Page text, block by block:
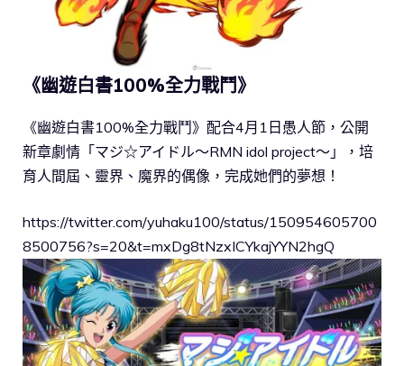
《幽遊白書100%全力戰鬥》
《幽遊白書100%全力戰鬥》配合4月1日愚人節，公開
新章劇情「マジ☆アイドル～RMN idol project～」，培
育人間屆、靈界、魔界的偶像，完成她們的夢想！
https://twitter.com/yuhaku100/status/150954605700
8500756?s=20&t=mxDg8tNzxICYkajYYN2hgQ